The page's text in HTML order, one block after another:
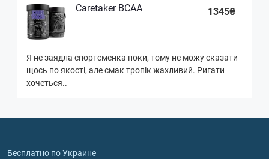
Caretaker BCAA 1345₴
Я не заядла спортсменка поки, тому не можу сказати
щось по якості, але смак тропік жахливий. Ригати
хочеться..
Бесплатно по Украине